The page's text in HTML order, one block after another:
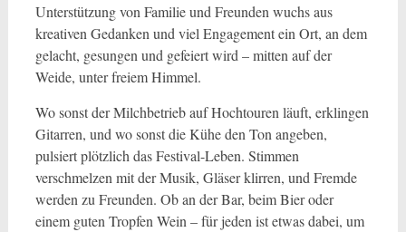
Unterstützung von Familie und Freunden wuchs aus
kreativen Gedanken und viel Engagement ein Ort, an dem
gelacht, gesungen und gefeiert wird – mitten auf der
Weide, unter freiem Himmel.
Wo sonst der Milchbetrieb auf Hochtouren läuft, erklingen
Gitarren, und wo sonst die Kühe den Ton angeben,
pulsiert plötzlich das Festival-Leben. Stimmen
verschmelzen mit der Musik, Gläser klirren, und Fremde
werden zu Freunden. Ob an der Bar, beim Bier oder
einem guten Tropfen Wein – für jeden ist etwas dabei, um